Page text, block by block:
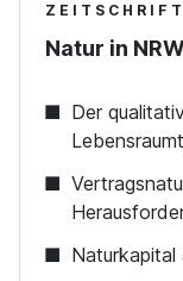
ZEITSCHRIFT
Natur in
Der
Naturkapital